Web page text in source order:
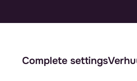
Complete settings